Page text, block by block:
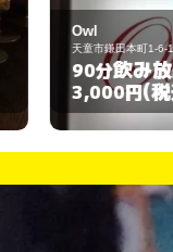
スナ
山形市
60分